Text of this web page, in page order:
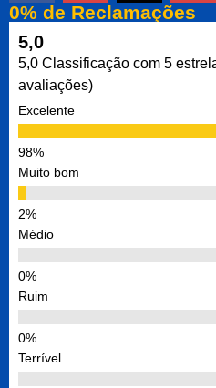
0% de Reclamações
5,0
5,0 Classificação com 5
avaliações)
Excelente
Muito bom
Médio
Ruim
Terrível